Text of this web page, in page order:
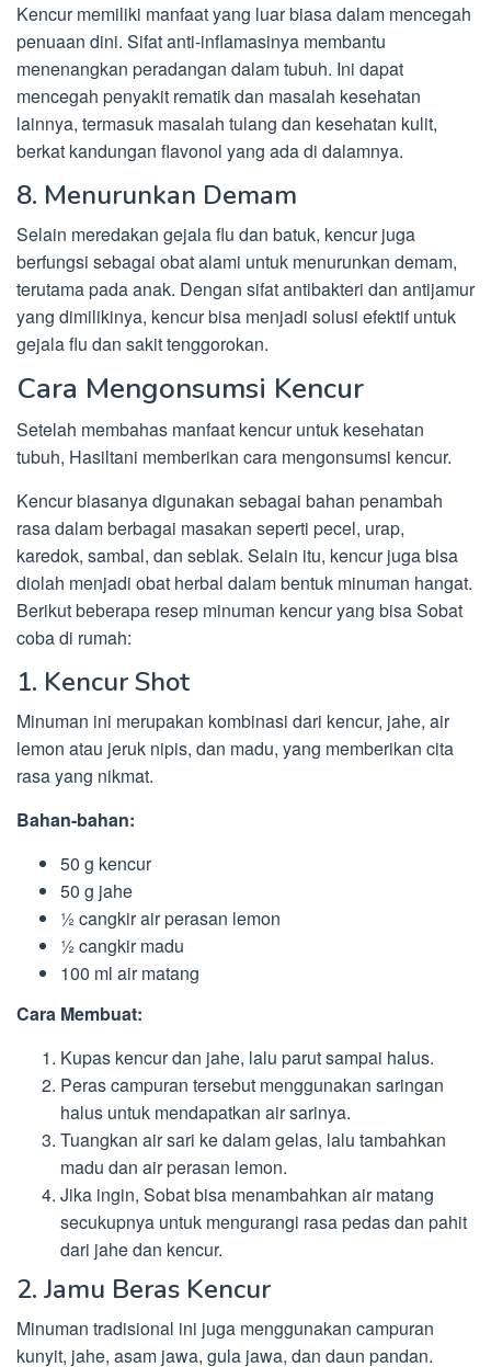
Kencur memiliki manfaat yang luar biasa dalam mencegah
penuaan dini. Sifat anti-inflamasinya membantu
menenangkan peradangan dalam tubuh. Ini dapat
mencegah penyakit rematik dan masalah kesehatan
lainnya, termasuk masalah tulang dan kesehatan kulit,
berkat kandungan flavonol yang ada di dalamnya.
8. Menurunkan Demam
Selain meredakan gejala flu dan batuk, kencur juga
berfungsi sebagai obat alami untuk menurunkan demam,
terutama pada anak. Dengan sifat antibakteri dan antijamur
yang dimilikinya, kencur bisa menjadi solusi efektif untuk
gejala flu dan sakit tenggorokan.
Cara Mengonsumsi Kencur
Setelah membahas manfaat kencur untuk kesehatan
tubuh, Hasiltani memberikan cara mengonsumsi kencur.
Kencur biasanya digunakan sebagai bahan penambah
rasa dalam berbagai masakan seperti pecel, urap,
karedok, sambal, dan seblak. Selain itu, kencur juga bisa
diolah menjadi obat herbal dalam bentuk minuman hangat.
Berikut beberapa resep minuman kencur yang bisa Sobat
coba di rumah:
1. Kencur Shot
Minuman ini merupakan kombinasi dari kencur, jahe, air
lemon atau jeruk nipis, dan madu, yang memberikan cita
rasa yang nikmat.
Bahan-bahan:
50 g kencur
50 g jahe
½ cangkir air perasan lemon
½ cangkir madu
100 ml air matang
Cara Membuat:
Kupas kencur dan jahe, lalu parut sampai halus.
Peras campuran tersebut menggunakan saringan
halus untuk mendapatkan air sarinya.
Tuangkan air sari ke dalam gelas, lalu tambahkan
madu dan air perasan lemon.
Jika ingin, Sobat bisa menambahkan air matang
secukupnya untuk mengurangi rasa pedas dan pahit
dari jahe dan kencur.
2. Jamu Beras Kencur
Minuman tradisional ini juga menggunakan campuran
kunyit, jahe, asam jawa, gula jawa, dan daun pandan.